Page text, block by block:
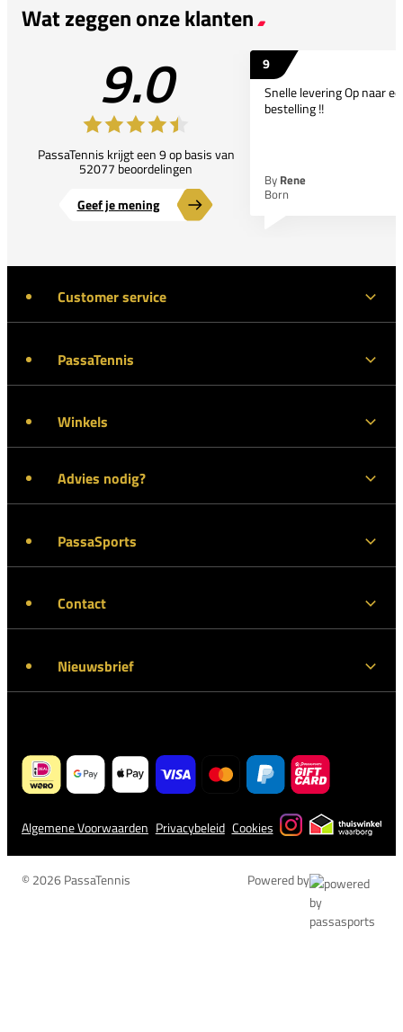
Wat zeggen onze klanten
9.0
PassaTennis krijgt een 9 op basis van
52077 beoordelingen
Geef je mening
9
Snelle levering Op naar
bestelling !!
By Rene
Born
Customer service
PassaTennis
Winkels
Advies nodig?
PassaSports
Contact
Nieuwsbrief
Algemene Voorwaarden Privacybeleid Cookies
© 2026 PassaTennis Powered by